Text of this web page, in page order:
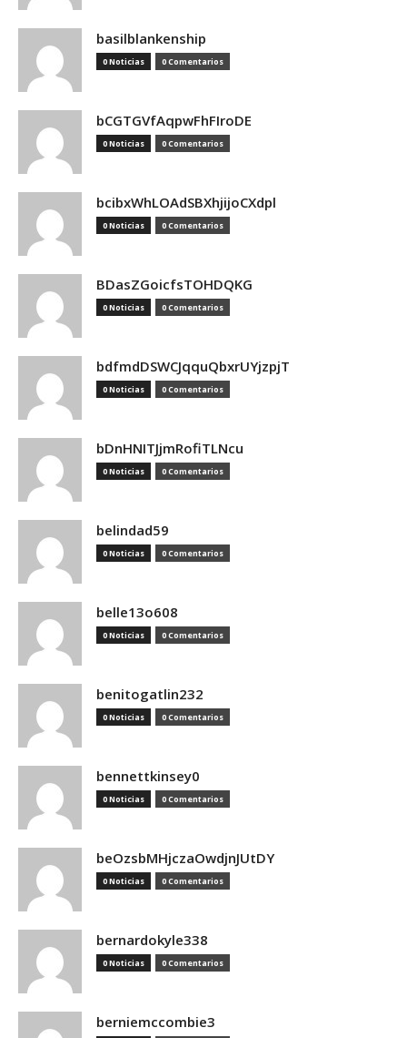
basilblankenship
0 Noticias 0 Comentarios
bCGTGVfAqpwFhFIroDE
0 Noticias 0 Comentarios
bcibxWhLOAdSBXhjijoCXdpl
0 Noticias 0 Comentarios
BDasZGoicfsTOHDQKG
0 Noticias 0 Comentarios
bdfmdDSWCJqquQbxrUYjzpjT
0 Noticias 0 Comentarios
bDnHNITJjmRofiTLNcu
0 Noticias 0 Comentarios
belindad59
0 Noticias 0 Comentarios
belle13o608
0 Noticias 0 Comentarios
benitogatlin232
0 Noticias 0 Comentarios
bennettkinsey0
0 Noticias 0 Comentarios
beOzsbMHjczaOwdjnJUtDY
0 Noticias 0 Comentarios
bernardokyle338
0 Noticias 0 Comentarios
berniemccombie3